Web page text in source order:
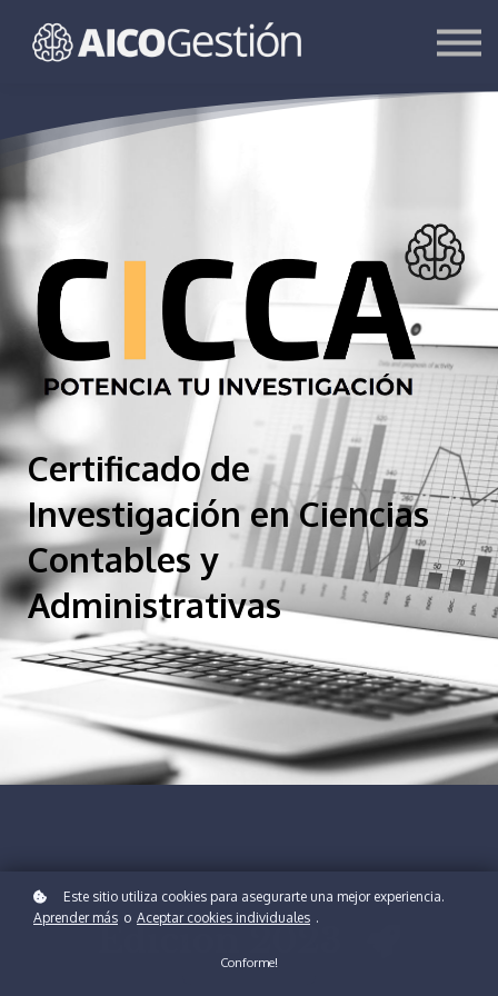
Otros cursos
Entrar
Certificado de
Investigación en Ciencias
Contables y
Administrativas
Este sitio utiliza cookies para asegurarte una mejor experiencia.
Aprender más o Aceptar cookies individuales .
Conforme!